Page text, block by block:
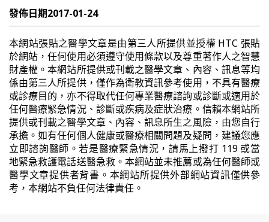
發佈日期2017-01-24
本網站張貼之醫學文章是由第三人所提供並授權 HTC 張貼
於網站，任何使用必須遵守使用條款以及尊重著作人之智慧
財產權。本網站所提供或刊載之醫學文章、內容、訊息等均
係由第三人所提供，僅作為衛教資訊參考使用，不具有醫療
或診療目的，亦不得取代任何專業醫療諮詢或診斷或適用於
任何醫療緊急情況、診斷或疾病及症狀治療。信賴本網站所
提供或刊載之醫學文章、內容、訊息所生之風險，由您自行
承擔。如有任何個人健康或醫療相關問題及疑問，建議您應
立即諮詢醫師。若是醫療緊急情況，請馬上撥打 119 或當
地緊急救護電話送醫急救。本網站並未推薦或為任何醫師或
醫學文章提供者背書。本網站所提供外部網站資訊僅供參
考，本網站不負任何法律責任。